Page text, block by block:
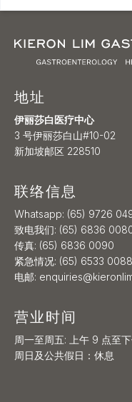
地址
伊丽莎白医疗中心
3 号伊丽莎白山#10-02
新加坡邮区 228510
联络信息
Whatsapp: (65) 9726
致电我们: (65) 6836
传真: (65) 6836 0090
紧急情况: (65) 6533 0088
电邮:
营业时间
周一至周五: 上午 9 点至
周日及公共假日：休息